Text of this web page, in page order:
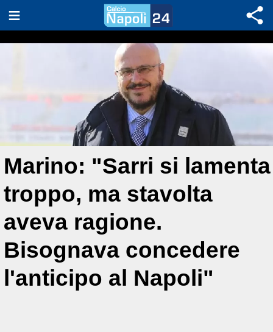
Marino: "Sarri si lamenta
troppo, ma stavolta
aveva ragione.
Bisognava concedere
l'anticipo al Napoli"